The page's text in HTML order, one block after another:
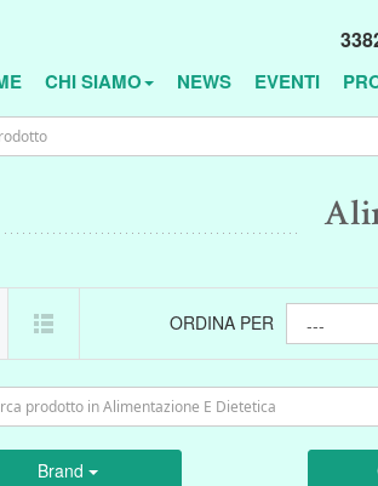
CHI SIAMO NEWS EVENTI
ORDINA PER
Brand